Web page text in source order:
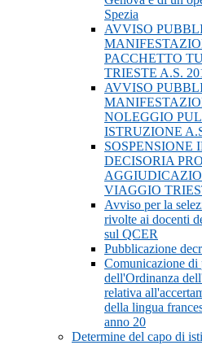
Spezia
AVVISO
PACCHETTO
TRIESTE A.S.
AVVISO
NOLEGGIO
ISTRUZIONE
SOSPENSIONE
DECISORIA
VIAGGIO
Avviso per la
rivolte ai docenti
sul QCER
Pubblicazione
Comunicazione di
dell'Ordinanza
relativa
della lingua
anno 20
Determine del capo di